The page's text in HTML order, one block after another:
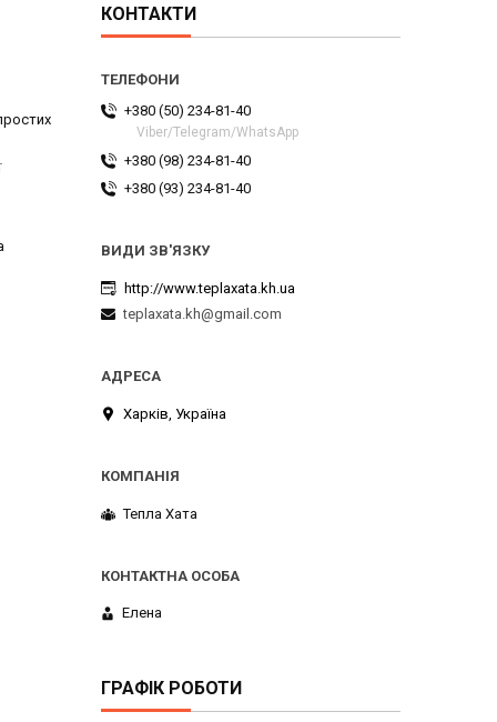
КОНТАКТИ
+380 (50) 234-81-40
Viber/Telegram/WhatsApp
+380 (98) 234-81-40
+380 (93) 234-81-40
http://www.teplaxata.kh.ua
teplaxata.kh@gmail.com
Харків, Україна
Тепла Хата
Елена
ГРАФІК РОБОТИ